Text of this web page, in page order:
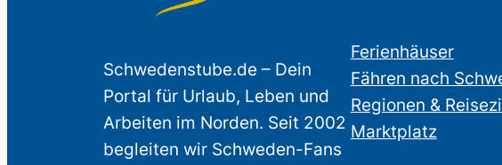
Schwedenstube.de – Dein
Portal für Urlaub, Leben und
Arbeiten im Norden. Seit 2002
begleiten wir Schweden-Fans
Ferienhäuser
Fähren nach
Regionen &
Marktplatz